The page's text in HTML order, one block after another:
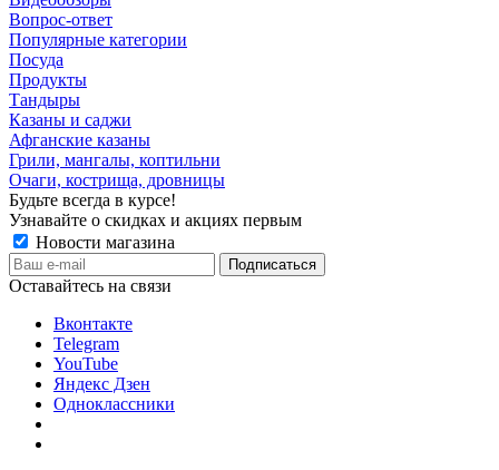
Вопрос-ответ
Популярные категории
Посуда
Продукты
Тандыры
Казаны и саджи
Афганские казаны
Грили, мангалы, коптильни
Очаги, кострища, дровницы
Будьте всегда в курсе!
Узнавайте о скидках и акциях первым
Новости магазина
Оставайтесь на связи
Вконтакте
Telegram
YouTube
Яндекс Дзен
Одноклассники